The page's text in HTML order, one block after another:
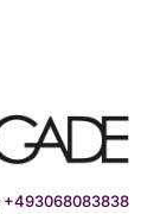
+493068083838